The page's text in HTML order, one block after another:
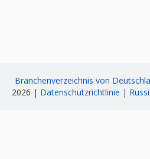
Branchenverzeichnis von
2026 | Datenschutzrichtlinie |